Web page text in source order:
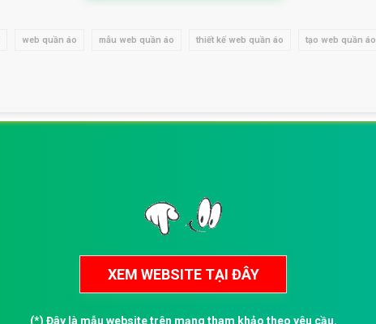
web quần áo mẫu web quần áo thiết kế web quần áo tạo web quần áo
(*) Đây là mẫu website trên mạng tham khảo theo yêu cầu.